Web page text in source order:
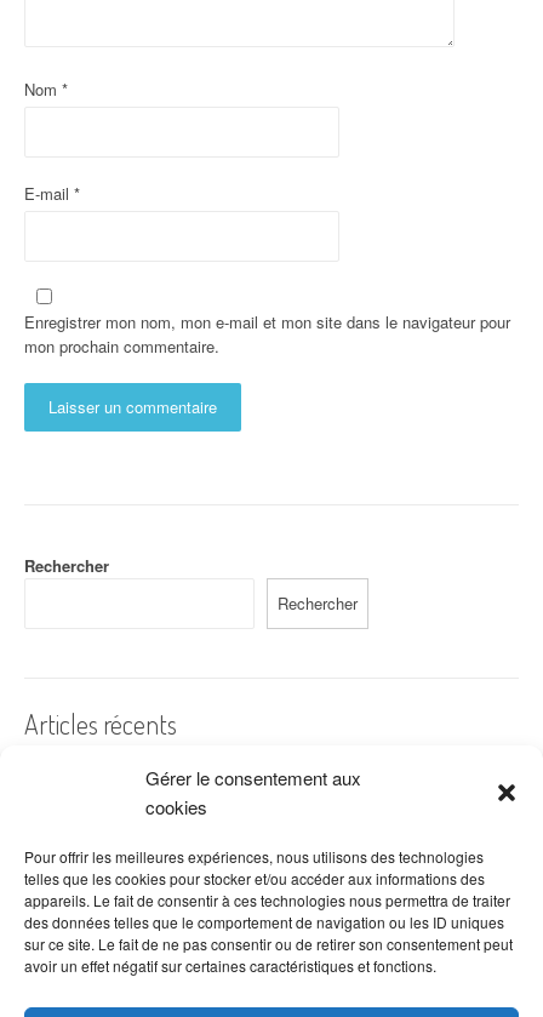
Gérer le consentement aux
cookies
Pour offrir les meilleures expériences, nous utilisons des technologies
telles que les cookies pour stocker et/ou accéder aux informations des
appareils. Le fait de consentir à ces technologies nous permettra de traiter
des données telles que le comportement de navigation ou les ID uniques
sur ce site. Le fait de ne pas consentir ou de retirer son consentement peut
avoir un effet négatif sur certaines caractéristiques et fonctions.
Nom *
E-mail *
Enregistrer mon nom, mon e-mail et mon site dans le navigateur pour
mon prochain commentaire.
Rechercher
Rechercher
Articles récents
A quelles dates de l’année offre-t-on des fleurs ?
Les fleurs préférées des Français
Combien de fois arroser un cactus ?
Quelles fleurs offrir pour la fête des mères ?
Idées de décoration avec fleurs séchées